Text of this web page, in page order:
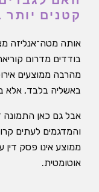
קטנים
בודדים מדרום
מהרבה ממוצעים
באשליה בלבד, אלא
אבל גם כאן התמונה
והמדגמים לעתים
ממוצע אינו פסק דין
אוטומטית.